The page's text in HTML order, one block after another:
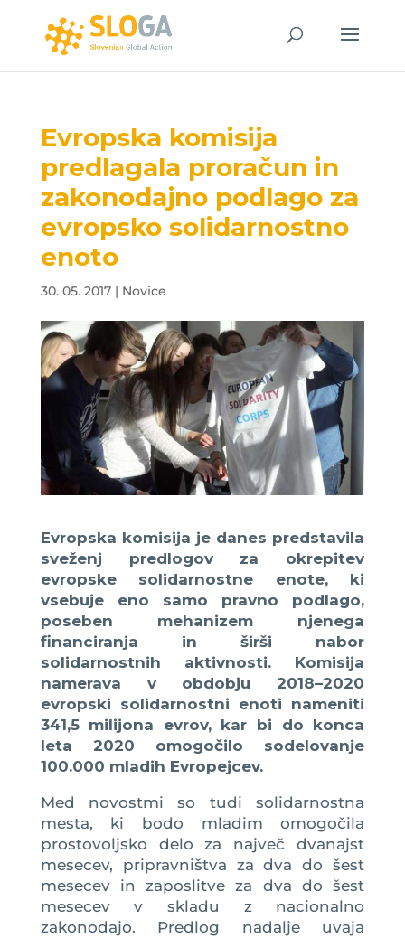
Evropska komisija
predlagala proračun in
zakonodajno podlago za
evropsko solidarnostno
enoto
30. 05. 2017| Novice
Evropska komisija je danes predstavila
sveženj predlogov za okrepitev
evropske solidarnostne enote, ki
vsebuje eno samo pravno podlago,
poseben mehanizem njenega
financiranja in širši nabor
solidarnostnih aktivnosti. Komisija
namerava v obdobju 2018–2020
evropski solidarnostni enoti nameniti
341,5 milijona evrov, kar bi do konca
leta 2020 omogočilo sodelovanje
100.000 mladih Evropejcev.
Med novostmi so tudi solidarnostna
mesta, ki bodo mladim omogočila
prostovoljsko delo za največ dvanajst
mesecev, pripravništva za dva do šest
mesecev in zaposlitve za dva do šest
mesecev v skladu z nacionalno
zakonodajo. Predlog nadalje uvaja